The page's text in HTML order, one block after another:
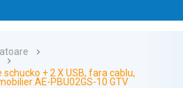
+ 2 X USB, fara cablu,
AE-PBU02GS-10 GTV